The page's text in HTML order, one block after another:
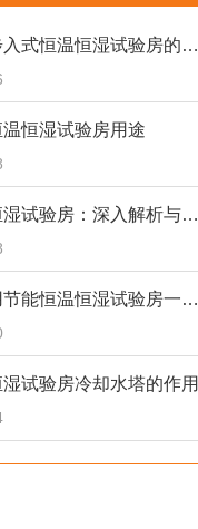
一体式大型步入式恒温恒湿试验房的优势及应用
恒湿试验房用途
步入式恒温恒湿试验房：深入解析与选购指南
新能源汽车用节能恒温恒湿试验房一般选用多大比较合理？
试验房冷却水塔的作用